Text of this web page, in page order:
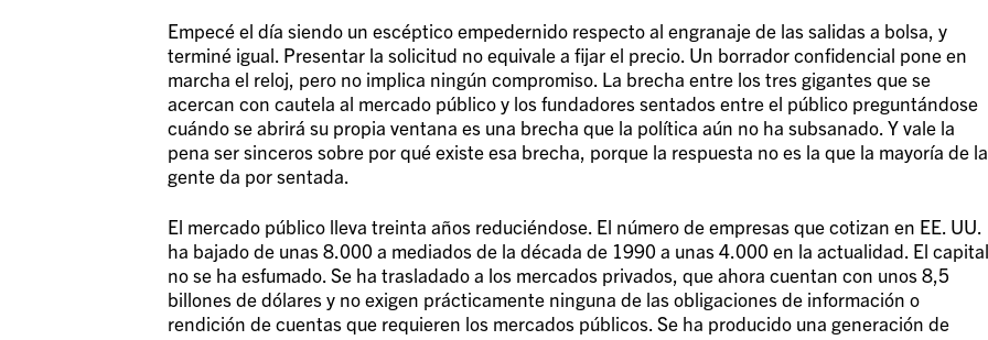
Empecé el día siendo un escéptico empedernido respecto al engranaje de las salidas a bolsa, y
terminé igual. Presentar la solicitud no equivale a fijar el precio. Un borrador confidencial pone en
marcha el reloj, pero no implica ningún compromiso. La brecha entre los tres gigantes que se
acercan con cautela al mercado público y los fundadores sentados entre el público preguntándose
cuándo se abrirá su propia ventana es una brecha que la política aún no ha subsanado. Y vale la
pena ser sinceros sobre por qué existe esa brecha, porque la respuesta no es la que la mayoría de la
gente da por sentada.
El mercado público lleva treinta años reduciéndose. El número de empresas que cotizan en EE. UU.
ha bajado de unas 8.000 a mediados de la década de 1990 a unas 4.000 en la actualidad. El capital
no se ha esfumado. Se ha trasladado a los mercados privados, que ahora cuentan con unos 8,5
billones de dólares y no exigen prácticamente ninguna de las obligaciones de información o
rendición de cuentas que requieren los mercados públicos. Se ha producido una generación de